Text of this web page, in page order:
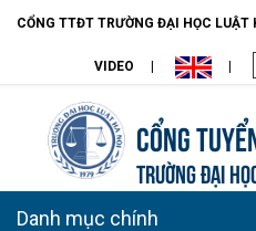
CỔNG TTĐT TRƯỜNG ĐẠI HỌC LUẬT
VIDEO
Cổng
TRƯỜNG ĐẠI
Danh mục chính